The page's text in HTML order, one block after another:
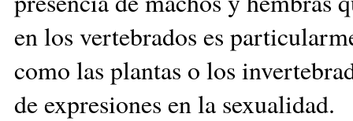
en los vertebrados es
como las plantas o los
de expresiones en la sexualidad.